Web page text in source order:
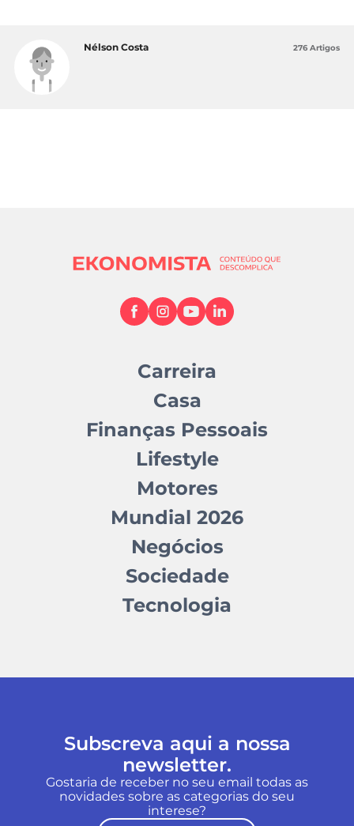
Nélson Costa 276 Artigos
Carreira
Casa
Finanças Pessoais
Lifestyle
Motores
Mundial 2026
Negócios
Sociedade
Tecnologia
Subscreva aqui a nossa
newsletter.
Gostaria de receber no seu email todas as
novidades sobre as categorias do seu
interese?